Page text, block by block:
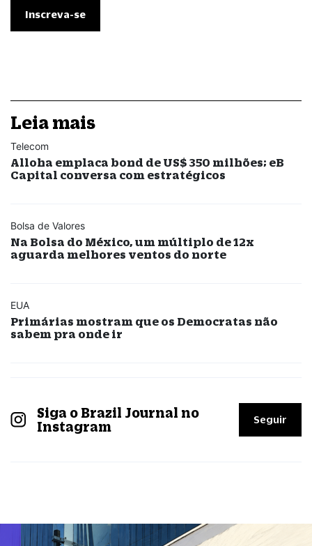
Leia mais
Telecom
Alloha emplaca bond de US$ 350 milhões; eB
Capital conversa com estratégicos
Bolsa de Valores
Na Bolsa do México, um múltiplo de 12x
aguarda melhores ventos do norte
EUA
Primárias mostram que os Democratas não
sabem pra onde ir
Siga o Brazil Journal no
Instagram
Seguir